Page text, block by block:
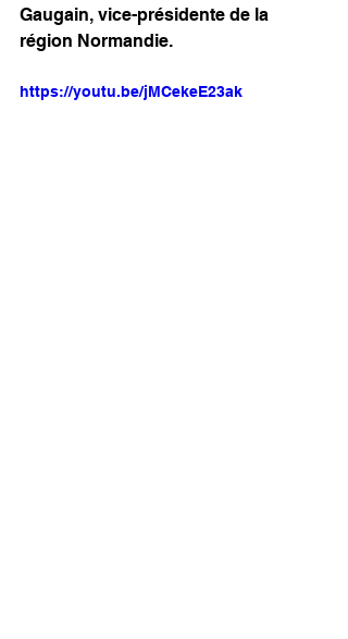
Gaugain, vice-présidente de la
région Normandie.
https://youtu.be/jMCekeE23ak